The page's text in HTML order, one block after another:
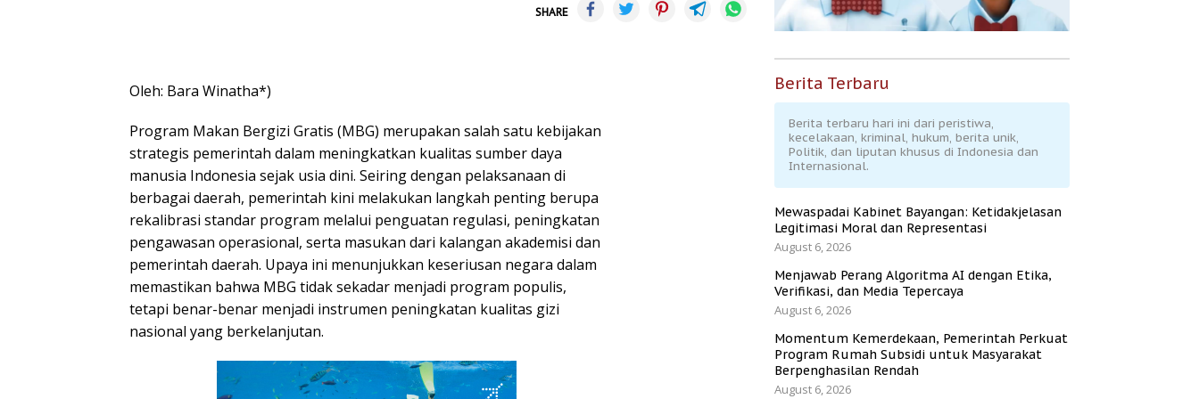
SHARE
Oleh: Bara Winatha*)
Program Makan Bergizi Gratis (MBG) merupakan salah satu kebijakan
strategis pemerintah dalam meningkatkan kualitas sumber daya
manusia Indonesia sejak usia dini. Seiring dengan pelaksanaan di
berbagai daerah, pemerintah kini melakukan langkah penting berupa
rekalibrasi standar program melalui penguatan regulasi, peningkatan
pengawasan operasional, serta masukan dari kalangan akademisi dan
pemerintah daerah. Upaya ini menunjukkan keseriusan negara dalam
memastikan bahwa MBG tidak sekadar menjadi program populis,
tetapi benar-benar menjadi instrumen peningkatan kualitas gizi
nasional yang berkelanjutan.
Berita Terbaru
Berita terbaru hari ini dari peristiwa,
kecelakaan, kriminal, hukum, berita unik,
Politik, dan liputan khusus di Indonesia dan
Internasional.
Mewaspadai Kabinet Bayangan: Ketidakjelasan
Legitimasi Moral dan Representasi
August 6, 2026
Menjawab Perang Algoritma AI dengan Etika,
Verifikasi, dan Media Tepercaya
August 6, 2026
Momentum Kemerdekaan, Pemerintah Perkuat
Program Rumah Subsidi untuk Masyarakat
Berpenghasilan Rendah
August 6, 2026